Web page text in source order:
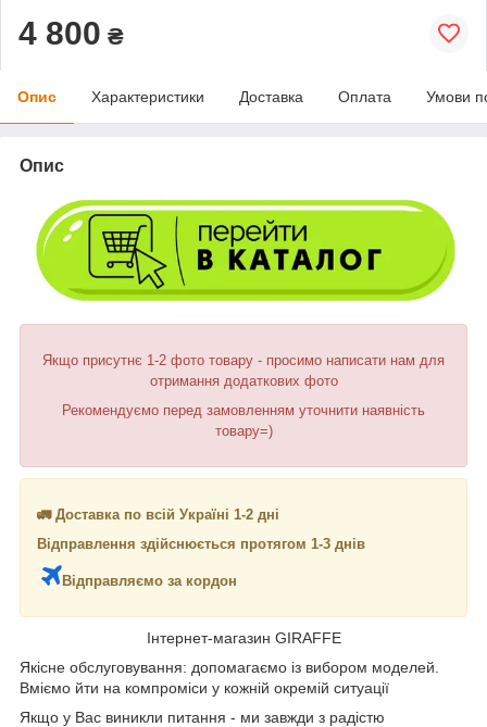
4 800 ₴
Опис Характеристики Доставка Оплата Умови
Опис
Якщо присутнє 1-2 фото товару - просимо написати нам для
отримання додаткових фото
Рекомендуємо перед замовленням уточнити наявність
товару=)
🚛 Доставка по всій Україні 1-2 дні
Відправлення здійснюється протягом 1-3 днів
Відправляємо за кордон
Інтернет-магазин GIRAFFE
Якісне обслуговування: допомагаємо із вибором моделей.
Вміємо йти на компроміси у кожній окремій ситуації
Якщо у Вас виникли питання - ми завжди з радістю